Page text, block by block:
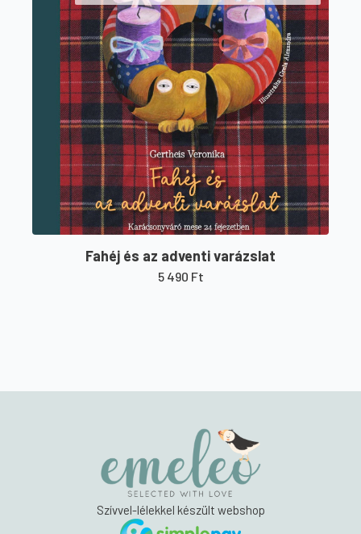
Fahéj és az adventi varázslat
5 490 Ft
Szívvel-lélekkel készült webshop